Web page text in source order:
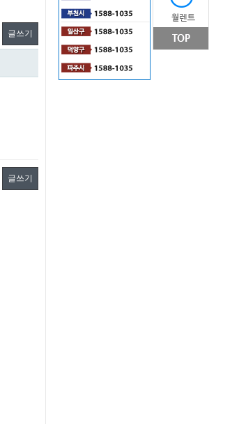
글쓰기
글쓰기